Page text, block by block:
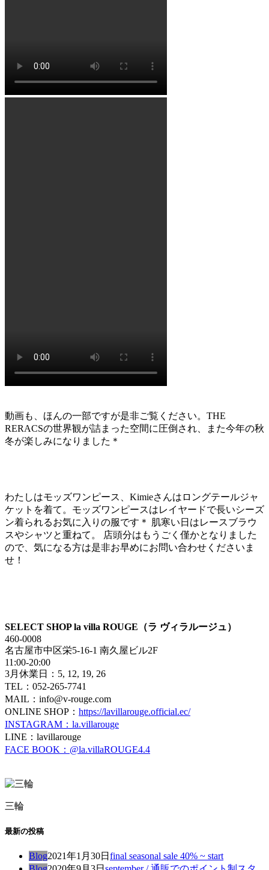
動画も、ほんの一部ですが是非ご覧ください。THE
RERACSの世界観が詰まった空間に圧倒され、また今年の秋
冬が楽しみになりました＊
わたしはモッズワンピース、Kimieさんはロングテールジャ
ケットを着て。モッズワンピースはレイヤードで長いシーズ
ン着られるお気に入りの服です＊ 肌寒い日はレースブラウ
スやシャツと重ねて。 店頭分はもうごく僅かとなりました
ので、気になる方は是非お早めにお問い合わせくださいま
せ！
SELECT SHOP la villa ROUGE（ラ ヴィラルージュ）
460-0008
名古屋市中区栄5-16-1 南久屋ビル2F
11:00-20:00
3月休業日：5, 12, 19, 26
TEL：052-265-7741
MAIL：info@v-rouge.com
ONLINE SHOP： https://lavillarouge.official.ec/
INSTAGRAM：la.villarouge
LINE：lavillarouge
FACE BOOK：@la.villaROUGE4.4
三輪
最新の投稿
Blog2021年1月30日 final seasonal sale 40% ~ start